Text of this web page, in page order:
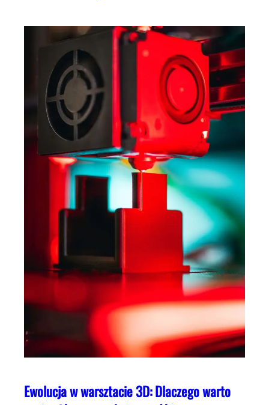
Ewolucja w warsztacie 3D: Dlaczego warto